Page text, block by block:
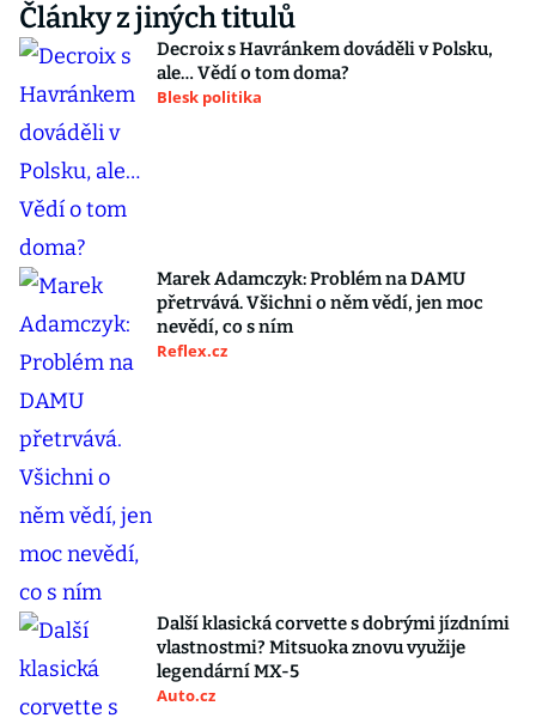
Články z jiných titulů
Decroix s Havránkem dováděli v Polsku,
ale… Vědí o tom doma?
Blesk politika
Marek Adamczyk: Problém na DAMU
přetrvává. Všichni o něm vědí, jen moc
nevědí, co s ním
Reflex.cz
Další klasická corvette s dobrými jízdními
vlastnostmi? Mitsuoka znovu využije
legendární MX-5
Auto.cz